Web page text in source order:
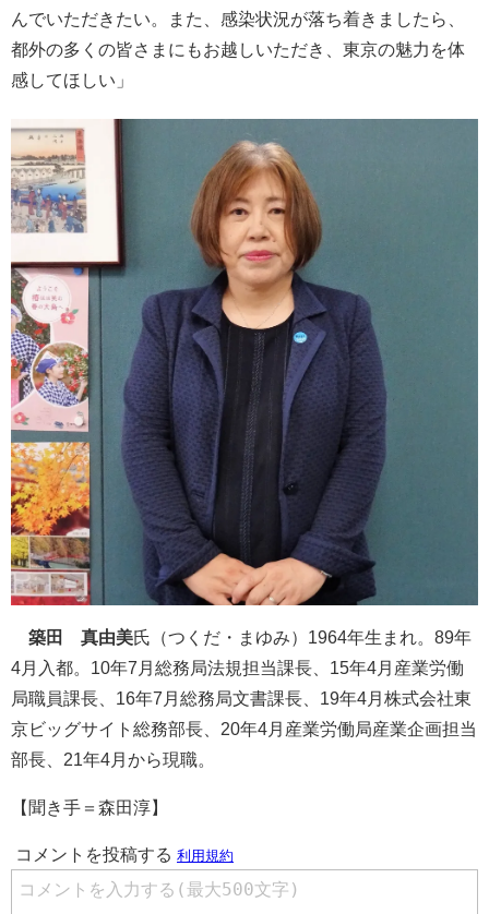
んでいただきたい。また、感染状況が落ち着きましたら、
都外の多くの皆さまにもお越しいただき、東京の魅力を体
感してほしい」
築田 真由美氏（つくだ・まゆみ）1964年生まれ。89年
4月入都。10年7月総務局法規担当課長、15年4月産業労働
局職員課長、16年7月総務局文書課長、19年4月株式会社東
京ビッグサイト総務部長、20年4月産業労働局産業企画担当
部長、21年4月から現職。
【聞き手＝森田淳】